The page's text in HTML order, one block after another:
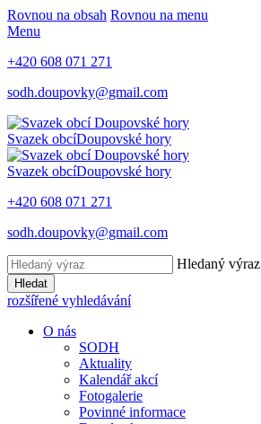
Rovnou na obsah Rovnou na menu
Menu
+420 608 071 271
sodh.doupovky@gmail.com
Svazek obcíDoupovské hory
Svazek obcíDoupovské hory
+420 608 071 271
sodh.doupovky@gmail.com
Hledaný výraz
Hledat
rozšířené vyhledávání
O nás
SODH
Aktuality
Kalendář akcí
Fotogalerie
Povinné informace